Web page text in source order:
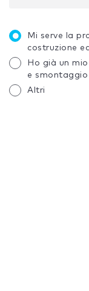
Mi serve la
costruzione
Ho già un
e smontaggio
Altri